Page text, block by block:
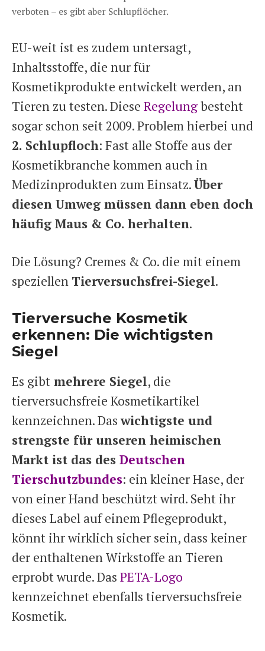
verboten – es gibt aber Schlupflöcher.
EU-weit ist es zudem untersagt,
Inhaltsstoffe, die nur für
Kosmetikprodukte entwickelt werden, an
Tieren zu testen. Diese Regelungbesteht
sogar schon seit 2009. Problem hierbei und
2. Schlupfloch: Fast alle Stoffe aus der
Kosmetikbranche kommen auch in
Medizinprodukten zum Einsatz.Über
diesen Umweg müssen dann eben doch
häufig Maus & Co. herhalten.
Die Lösung? Cremes & Co. die mit einem
speziellen Tierversuchsfrei-Siegel.
Tierversuche Kosmetik
erkennen: Die wichtigsten
Siegel
Es gibt mehrere Siegel, die
tierversuchsfreie Kosmetikartikel
kennzeichnen. Daswichtigste und
strengste für unseren heimischen
Markt ist das des Deutschen
Tierschutzbundes: ein kleiner Hase, der
von einer Hand beschützt wird. Seht ihr
dieses Label auf einem Pflegeprodukt,
könnt ihr wirklich sicher sein, dass keiner
der enthaltenen Wirkstoffe an Tieren
erprobt wurde. Das PETA-Logo
kennzeichnet ebenfalls tierversuchsfreie
Kosmetik.